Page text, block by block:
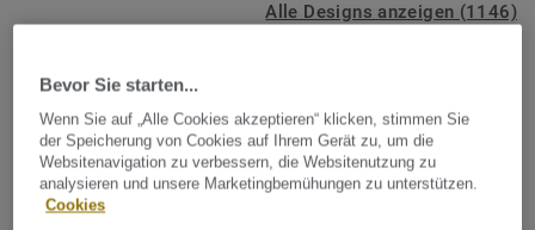
Alle Designs anzeigen (1146)
Schweißschnur für PVC-Böden
- Unicoloured BEIGE 0597
Schweißschnüre werden zur thermischen Verschweißung
Bevor Sie starten...
Wenn Sie auf „Alle Cookies akzeptieren“ klicken, stimmen Sie
der Speicherung von Cookies auf Ihrem Gerät zu, um die
Websitenavigation zu verbessern, die Websitenutzung zu
analysieren und unsere Marketingbemühungen zu unterstützen.
Cookies